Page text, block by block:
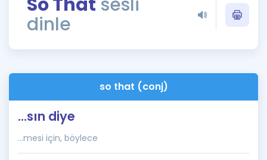
Rehberlik Aracı
ÖSYM Sınav Takvimi
İngilizce Gramer
dinle
so that (conj)
...sın diye
...mesi için, böylece